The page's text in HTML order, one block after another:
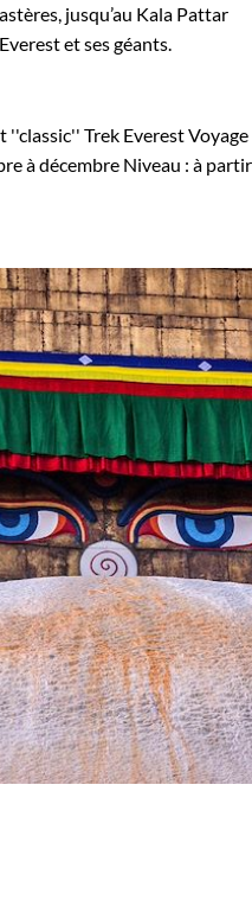
jusqu’au Kala Pattar
et ses géants.
''classic'' Trek EverestVoyage
à décembre Niveau : à partir